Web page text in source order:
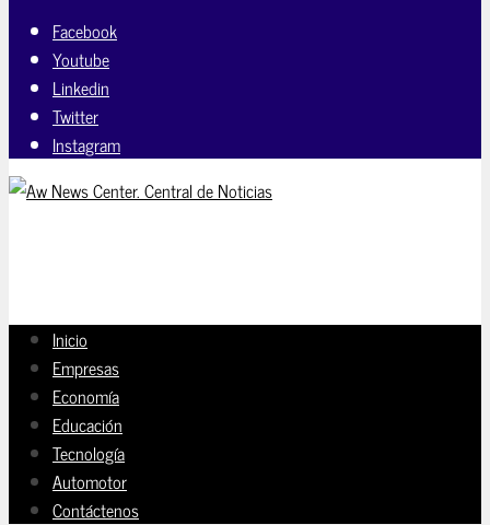
Facebook
Youtube
Linkedin
Twitter
Instagram
Inicio
Empresas
Economía
Educación
Tecnología
Automotor
Contáctenos